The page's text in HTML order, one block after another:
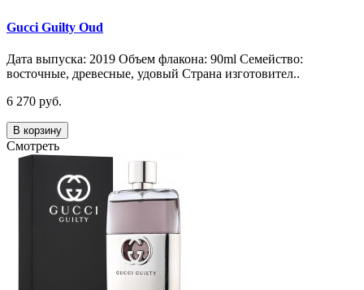
Gucci Guilty Oud
Дата выпуска: 2019 Объем флакона: 90ml Семейство:
восточные, древесные, удовый Страна изготовител..
6 270 руб.
В корзину
Смотреть